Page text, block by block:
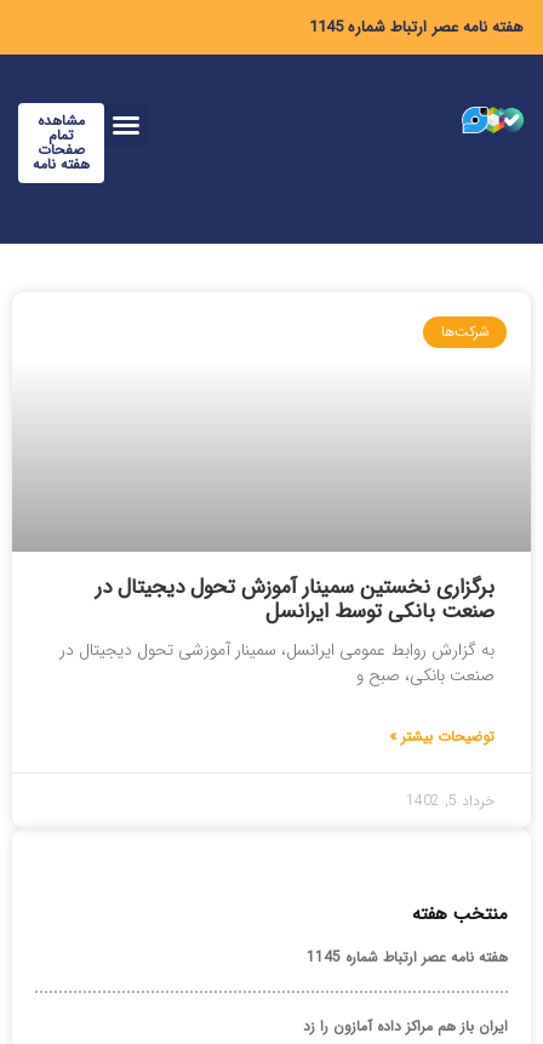
هفته نامه عصر ارتباط شماره 1145
مشاهده
تمام
صفحات
هفته نامه
شرکت‌ها
برگزاری نخستین سمینار آموزش تحول دیجیتال در
صنعت بانکی توسط ایرانسل
به گزارش روابط عمومی ایرانسل، سمینار آموزشی تحول دیجیتال در
صنعت بانکی، صبح و
توضیحات بیشتر »
خرداد 5, 1402
منتخب هفته
هفته نامه عصر ارتباط شماره 1145
ایران باز هم مراکز داده آمازون را زد